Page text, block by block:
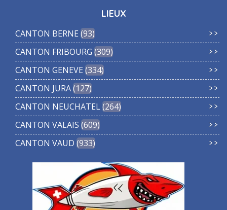
LIEUX
CANTON BERNE 93
CANTON FRIBOURG 309
CANTON GENEVE 334
CANTON JURA 127
CANTON NEUCHATEL 264
CANTON VALAIS 609
CANTON VAUD 933